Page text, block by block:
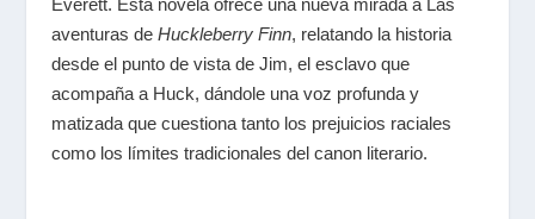
aventuras de HuckleberryFinn, relatando la historia
desde el punto de vista de Jim, el esclavo que
acompaña a Huck, dándole una voz profunda y
matizada que cuestiona tanto los prejuicios raciales
como los límites tradicionales del canon literario.